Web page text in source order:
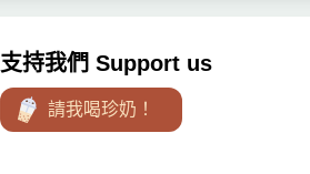
了兩天，待在公園裡
觀察一對蒼鷹的的活
動。
支持我們 Support us
請我喝珍奶！